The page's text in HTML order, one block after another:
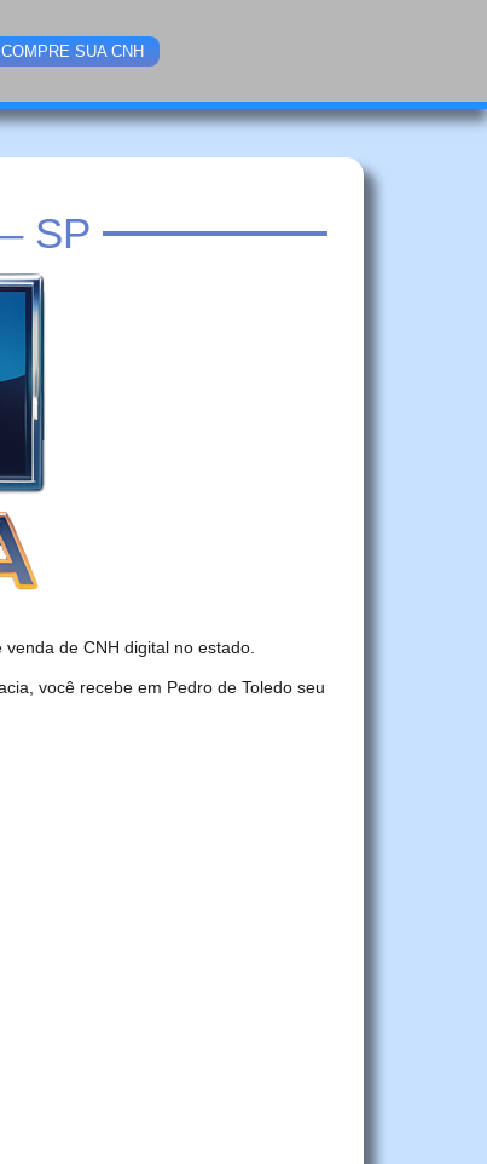
COMPRE SUA CNH
SP
de CNH digital no estado.
você recebe em Pedro de Toledo seu